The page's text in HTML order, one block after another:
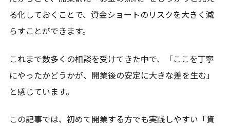
る化しておくことで、資金ショートのリスクを大きく減
らすことができます。
これまで数多くの相談を受けてきた中で、「ここを丁寧
にやったかどうかが、開業後の安定に大きな差を生む」
と感じています。
この記事では、初めて開業する方でも実践しやすい「資